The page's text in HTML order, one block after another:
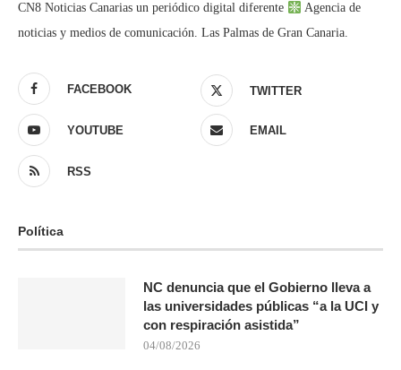
CN8 Noticias Canarias un periódico digital diferente
Agencia de
noticias y medios de comunicación. Las Palmas de Gran Canaria.
FACEBOOK TWITTER
YOUTUBE EMAIL
RSS
Política
NC denuncia que el Gobierno lleva a
las universidades públicas “a la UCI y
con respiración asistida”
04/08/2026